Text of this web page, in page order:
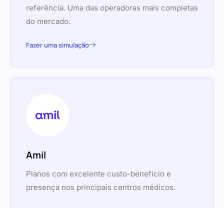
referência. Uma das operadoras mais completas
do mercado.
Fazer uma simulação
Amil
Planos com excelente custo-benefício e
presença nos principais centros médicos.